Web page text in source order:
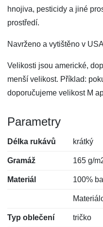
hnojiva, pesticidy a jiné
prostředí.
Navrženo a vytištěno v
Velikosti jsou americké,
menší velikost. Příklad:
doporučujeme velikost M
Parametry
Délka rukávů krátký
Gramáž 165 g/
Materiál 100%
Typ oblečení tričko